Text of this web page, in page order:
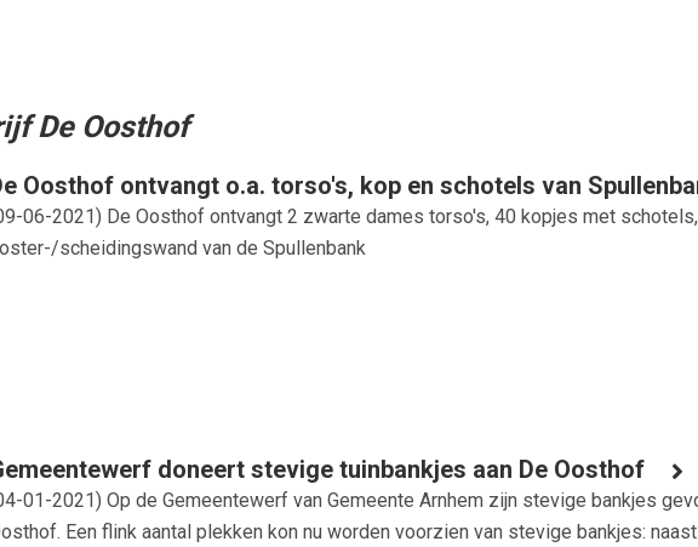
De Oosthof
Oosthof ontvangt o.a. torso's, kop en schotels van
06-2021) De Oosthof ontvangt 2 zwarte dames torso's, 40 kopjes met
scheidingswand van de Spullenbank
doneert stevige tuinbankjes aan De Oosthof
01-2021) Op de Gemeentewerf van Gemeente Arnhem zijn stevige bankjes
Een flink aantal plekken kon nu worden voorzien van stevige bankjes: